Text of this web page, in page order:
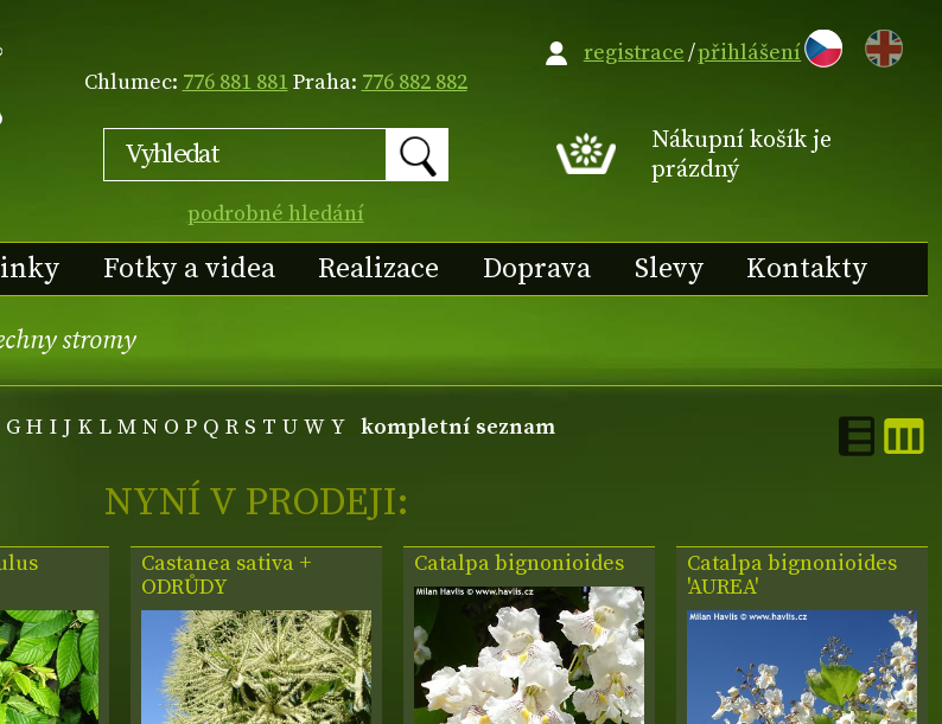
Chlumec: 776 881 881Praha: 776 882 882
podrobné hledání
EN
Nákupní košík je
prázdný
Fotky a videa Realizace Doprava Slevy Kontakty
registrace/přihlášení
stromy
G H I J K L M N O P Q R S T U W Y kompletní seznam
NYNÍ V PRODEJI:
Castanea sativa +
ODRŮDY
Catalpa bignonioides
Catalpa bignonioides
'AUREA'